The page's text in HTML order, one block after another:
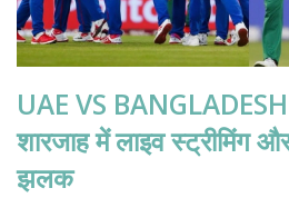
UAE VS
शारजाह में लाइव स्ट्रीमिंग
झलक